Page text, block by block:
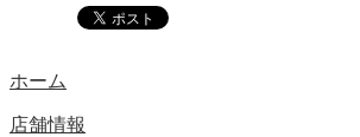
ホーム
店舗情報